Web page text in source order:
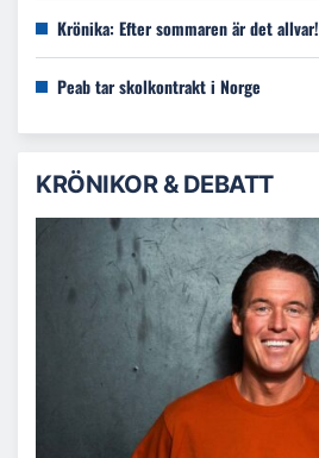
Krönika: Efter sommaren är det allvar!
Peab tar skolkontrakt i Norge
KRÖNIKOR & DEBATT